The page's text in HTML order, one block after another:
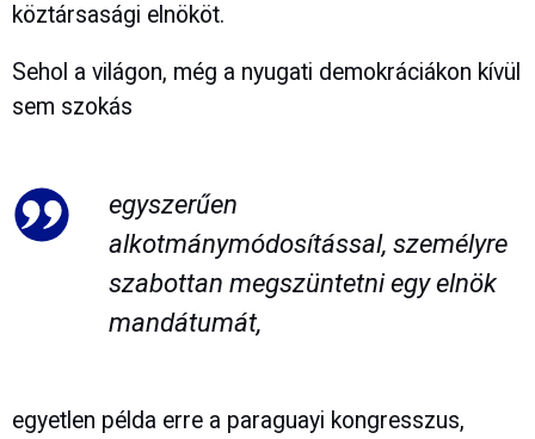
köztársasági elnököt.
Sehol a világon, még a nyugati demokráciákon kívül
sem szokás
egyszerűen
alkotmánymódosítással, személyre
szabottan megszüntetni egy elnök
mandátumát,
egyetlen példa erre a paraguayi kongresszus,